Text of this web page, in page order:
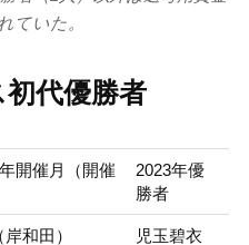
ていた。
代優勝者
開催月（開催
2023年優
勝者
和田） 児玉碧衣